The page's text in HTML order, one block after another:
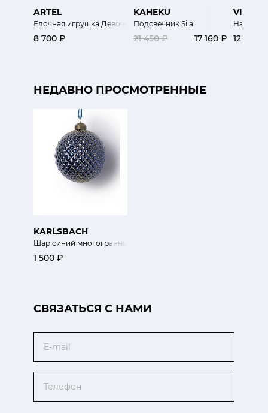
ARTEL
Елочная игрушка Девочка с блинами
8 700 ₽
KAHEKU
Подсвечник Sila
21 450 ₽ 17 160 ₽
VISTA
Набор
12 000 ₽
НЕДАВНО ПРОСМОТРЕННЫЕ
KARLSBACH
Шар синий многогранный
1 500 ₽
CВЯЗАТЬСЯ С НАМИ